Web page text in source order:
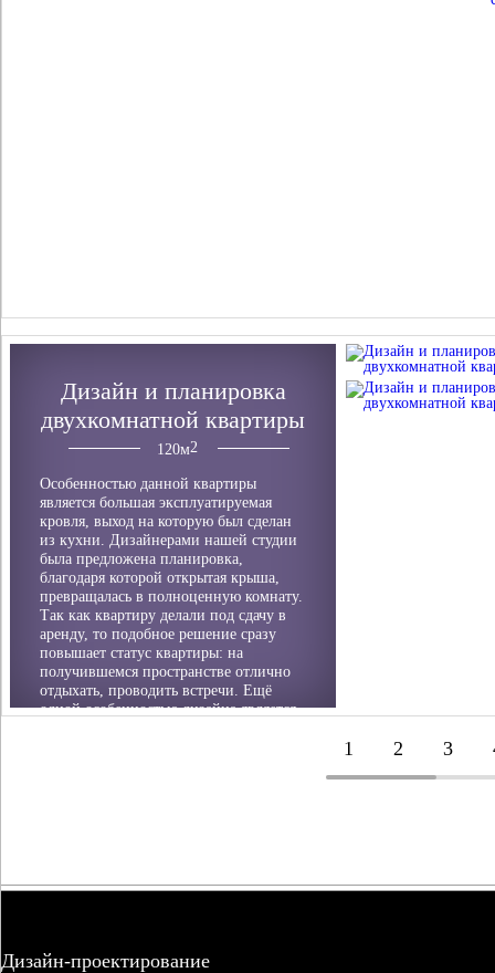
Дизайн и планировка
двухкомнатной квартиры
120м
Особенностью данной квартиры
является большая эксплуатируемая
кровля, выход на которую был сделан
из кухни. Дизайнерами нашей студии
была предложена планировка,
благодаря которой открытая крыша,
превращалась в полноценную комнату.
Так как квартиру делали под сдачу в
аренду, то подобное решение сразу
повышает статус квартиры: на
получившемся пространстве отлично
отдыхать, проводить встречи. Ещё
одной особенностью дизайна является
1 2 3
Дизайн-проектирование